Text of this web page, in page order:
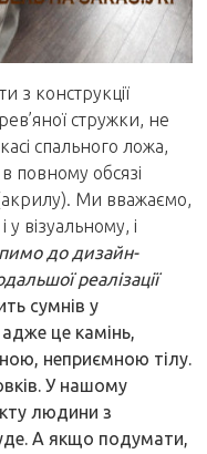
з конструкції
стружки, не
спального ложа,
повному обсязі
Ми вважаємо,
візуальному, і
до дизайн-
реалізації
сумнів у
це камінь,
неприємною тілу.
У нашому
людини з
А якщо подумати,